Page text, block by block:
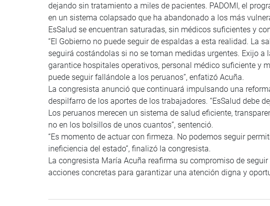
dejando sin tratamiento a miles de pacientes. PADOMI, el
en un sistema colapsado que ha abandonado a los más
EsSalud se encuentran saturadas, sin médicos suficientes y
“El Gobierno no puede seguir de espaldas a esta realidad. La
seguirá costándolas si no se toman medidas urgentes. Exijo
garantice hospitales operativos, personal médico suficiente y
puede seguir fallándole a los peruanos”, enfatizó Acuña.
La congresista anunció que continuará impulsando una
despilfarro de los aportes de los trabajadores. “EsSalud debe
Los peruanos merecen un sistema de salud eficiente,
no en los bolsillos de unos cuantos”, sentenció.
“Es momento de actuar con firmeza. No podemos seguir
ineficiencia del estado”, finalizó la congresista.
La congresista María Acuña reafirma su compromiso de
acciones concretas para garantizar una atención digna y